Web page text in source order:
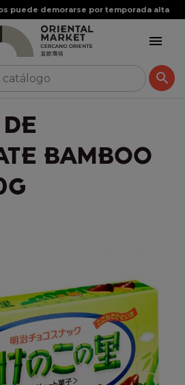
puede demorarse por temporada alta


BAMBOO